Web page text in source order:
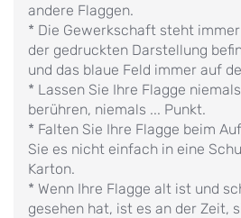
andere Flaggen.
* Die Gewerkschaft steht
der gedruckten Darstellung
und das blaue Feld immer auf
* Lassen Sie Ihre Flagge
berühren, niemals ... Punkt.
* Falten Sie Ihre Flagge beim
Sie es nicht einfach in eine
Karton.
* Wenn Ihre Flagge alt ist und
gesehen hat, ist es an der Zeit,